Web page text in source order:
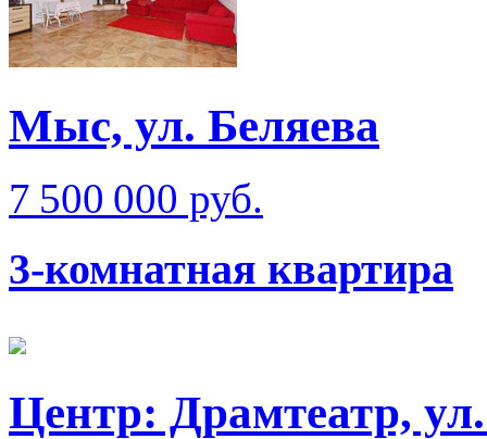
Мыс, ул. Беляева
7 500 000 руб.
3-комнатная квартира
Центр: Драмтеатр,